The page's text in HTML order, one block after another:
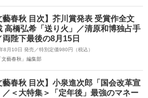
藝春秋 目次】芥川賞発表 受賞作全文
高橋弘希「送り火」／清原和博独占手
両陛下最後の8月15日
8月10日 発売／特別定価980円（税込）
文藝春秋」編集部
藝春秋 目次】小泉進次郎「国会改革宣
／＜大特集＞「定年後」最強のマネー